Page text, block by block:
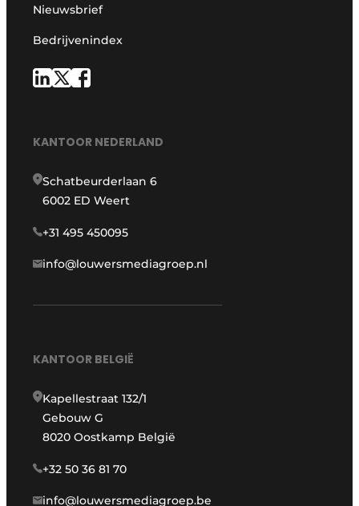
Nieuwsbrief
Bedrijvenindex
KANTOOR NEDERLAND
Schatbeurderlaan 6
6002 ED Weert
+31 495 450095
info@louwersmediagroep.nl
KANTOOR BELGIË
Kapellestraat 132/1
Gebouw G
8020 Oostkamp België
+32 50 36 81 70
info@louwersmediagroep.be